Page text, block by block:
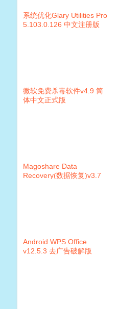
系统优化Glary Utilities Pro
5.103.0.126 中文注册版
微软免费杀毒软件v4.9 简
体中文正式版
Magoshare Data
Recovery(数据恢复)v3.7
Android WPS Office
v12.5.3 去广告破解版